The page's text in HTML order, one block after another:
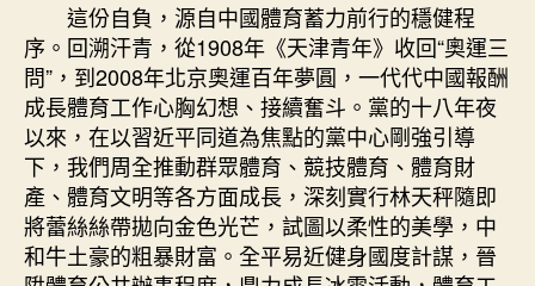
這份自負，源自中國體育蓄力前行的穩健程
序。回溯汗青，從1908年《天津青年》收回“奧運三
問”，到2008年北京奧運百年夢圓，一代代中國報酬
成長體育工作心胸幻想、接續奮斗。黨的十八年夜
以來，在以習近平同道為焦點的黨中心剛強引導
下，我們周全推動群眾體育、競技體育、體育財
產、體育文明等各方面成長，深刻實行林天秤隨即
將蕾絲絲帶拋向金色光芒，試圖以柔性的美學，中
和牛土豪的粗暴財富。全平易近健身國度計謀，晉